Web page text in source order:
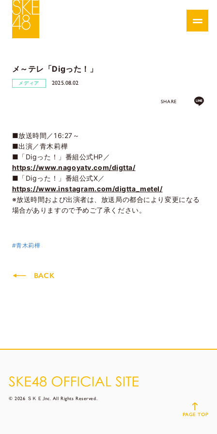
メ～テレ「Digった！」
メディア 2025.08.02
SHARE
■放送時間／16:27～
■出演／青木莉樺
■「Digった！」番組公式HP／
https://www.nagoyatv.com/digtta/
■「Digった！」番組公式X／
https://www.instagram.com/digtta_metel/
※放送時間および出演者は、放送局の都合により変更になる
場合がありますので予めご了承ください。
#青木莉樺
BACK
© 2026 ＳＫＥ,Inc. All Rights Reserved.
PAGE TOP